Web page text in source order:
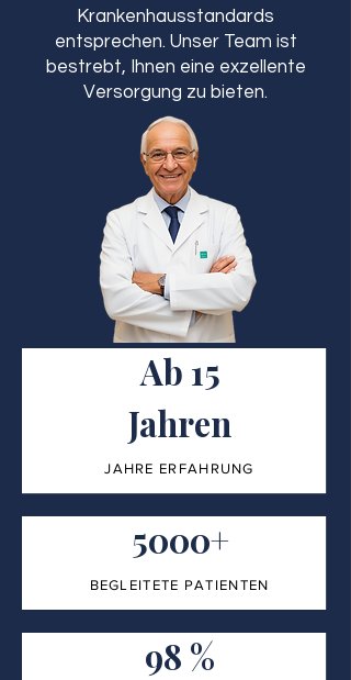
Krankenhausstandards
entsprechen. Unser Team ist
bestrebt, Ihnen eine exzellente
Versorgung zu bieten.
Ab 15
Jahren
JAHRE ERFAHRUNG
5000+
BEGLEITETE PATIENTEN
98 %